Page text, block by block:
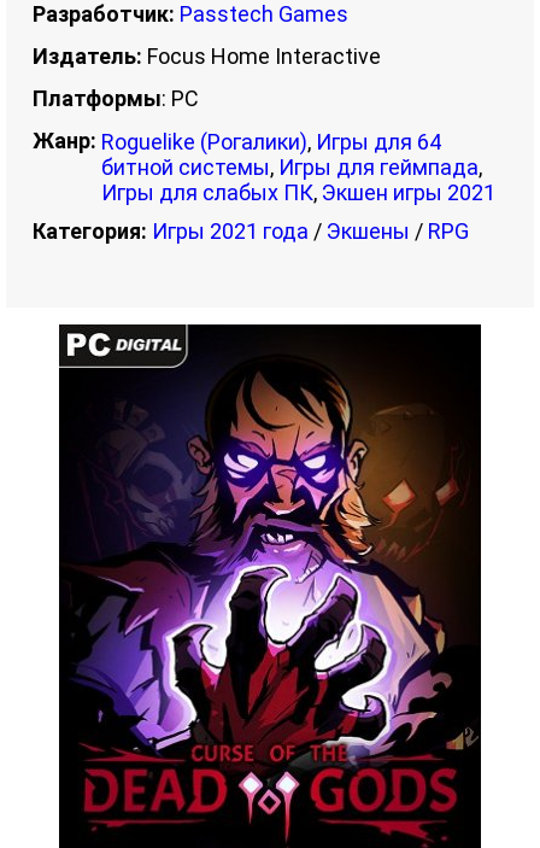
Разработчик: Passtech Games
Издатель: Focus Home Interactive
Платформы: PC
Жанр: Roguelike (Рогалики), Игры для 64
битной системы, Игры для геймпада,
Игры для слабых ПК, Экшен игры 2021
Категория: Игры 2021 года / Экшены / RPG